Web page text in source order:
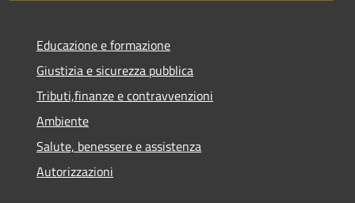
Educazione e formazione
Giustizia e sicurezza pubblica
Tributi,finanze e contravvenzioni
Ambiente
Salute, benessere e assistenza
Autorizzazioni